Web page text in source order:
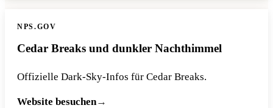
NPS.GOV
Cedar Breaks und dunkler Nachthimmel
Offizielle Dark-Sky-Infos für Cedar Breaks.
Website besuchen